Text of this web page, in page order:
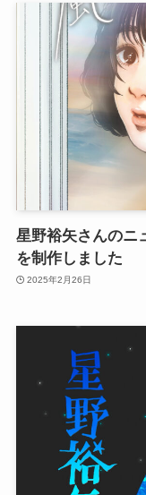
星野裕矢さんのニ
を制作しました
2025年2月26日